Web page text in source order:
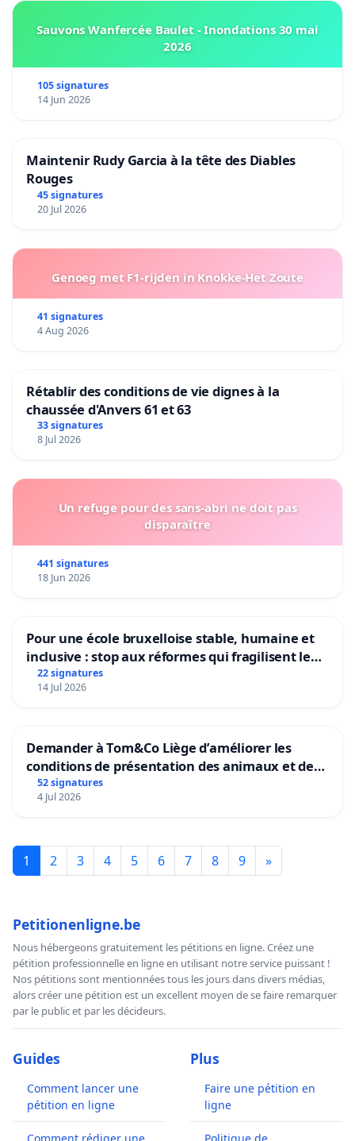
Sauvons Wanfercée Baulet - Inondations 30 mai
2026
105 signatures
14 Jun 2026
Maintenir Rudy Garcia à la tête des Diables
Rouges
45 signatures
20 Jul 2026
Genoeg met F1-rijden in Knokke-Het Zoute
41 signatures
4 Aug 2026
Rétablir des conditions de vie dignes à la
chaussée d'Anvers 61 et 63
33 signatures
8 Jul 2026
Un refuge pour des sans-abri ne doit pas
disparaître
441 signatures
18 Jun 2026
Pour une école bruxelloise stable, humaine et
inclusive : stop aux réformes qui fragilisent le
primaire
22 signatures
14 Jul 2026
Demander à Tom&Co Liège d’améliorer les
conditions de présentation des animaux et de
mettre fin à la vente d’animaux en magasin
52 signatures
4 Jul 2026
1 2 3 4 5 6 7 8 9 »
Petitionenligne.be
Nous hébergeons gratuitement les pétitions en ligne. Créez une
pétition professionnelle en ligne en utilisant notre service puissant !
Nos pétitions sont mentionnées tous les jours dans divers médias,
alors créer une pétition est un excellent moyen de se faire remarquer
par le public et par les décideurs.
Guides
Comment lancer une
pétition en ligne
Plus
Faire une pétition en
ligne